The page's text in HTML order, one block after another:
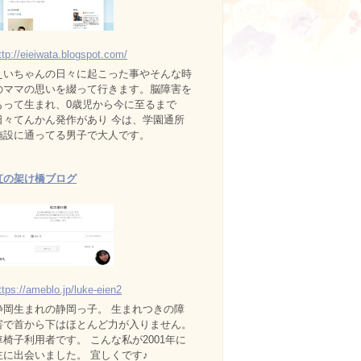
eieiwata.blogspot.com/
いちゃんの日々に起こった事やそんな時
ママの思いを綴って行きます。脳障害を
って生まれ、0歳児から今に至るまで
々てんかん発作があり 今は、学園通所
設に通ってる男子で大人です。
の架け橋ブログ
ameblo.jp/luke-eien2
岡生まれの静岡っ子。 生まれつきの障
で首から下はほとんど力が入りません。
椅子利用者です。 こんな私が2001年に
に出会いました。 宜しくです♪